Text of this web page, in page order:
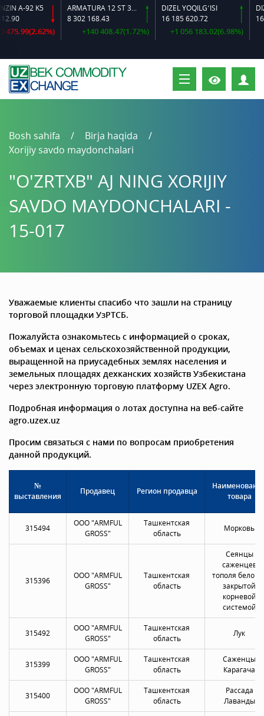
K5
ARMATURA 12 ST 35 GS O‘LCHAMLI
8 302 168.43
+140 408.47(1.72%)
DIZEL YOQILG‘ISI
16 185 620.72
+1 056 183.02(6.98%)
16 384
Bosh sahifa
Birja haqida
Xorijiy savdo maydonchalari
"O'ZRTXB" AJ NING XORIJIY
SAVDO MAYDONCHALARI -
15-017
Уважаемые клиенты спасибо что зашли на страницу
торговой площадки УзРТСБ.
Пожалуйста ознакомьтесь с информацией о сроках,
объемах и ценах сельскохозяйственной продукции,
выращенной на приусадебных землях населения и
земельных площадях дехканских хозяйств Узбекистана
через электронную торговую платформу UZEX Agro.
Подробная информация о лотах доступна на веб-сайте
agro.uzex.uz
Просим связаться с нами по вопросам приобретения
данной продукций.
№
выставления
Продавец Регион продавца
товара
315494
OOO "ARMFUL
GROSS"
Ташкентская
область
Морковь
315396
OOO "ARMFUL
GROSS"
Ташкентская
область
Сеянцы
саженцев
тополя белого
закрытой
корневой
системой
315492
OOO "ARMFUL
GROSS"
Ташкентская
область
Лук
315399
OOO "ARMFUL
GROSS"
Ташкентская
область
Саженцы
Карагача
315400
OOO "ARMFUL
GROSS"
Ташкентская
область
Рассада
Лаванды